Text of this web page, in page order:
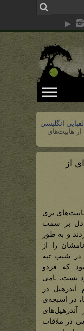
انگلیسی
از هابیت‌های
از
بری
بر سمت
و به طور
را از
در شیب تپه
بود که فردو
بست. نامی
در
در اسبچه‌ی
در ملاقات